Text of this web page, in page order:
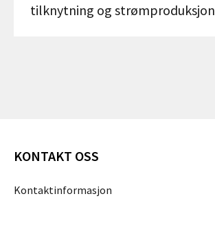
tilknytning og strømproduksjon
KONTAKT OSS
Kontaktinformasjon